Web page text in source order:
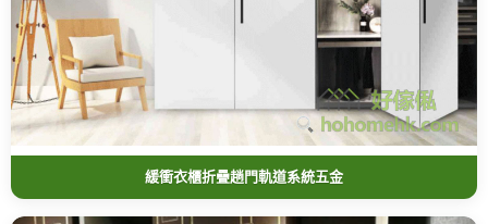
緩衝衣櫃折疊趟門軌道系統五金